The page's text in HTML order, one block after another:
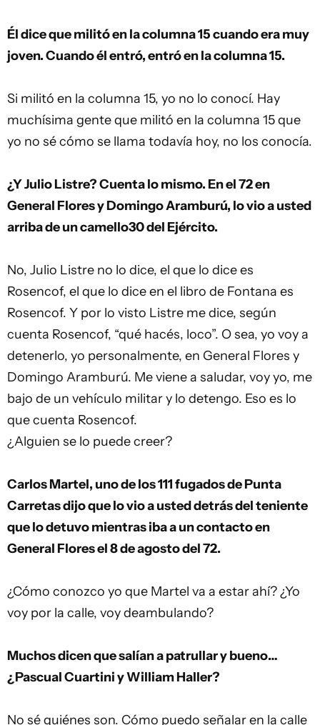
Él dice que militó en la columna 15 cuando era muy
joven. Cuando él entró, entró en la columna 15.
Si militó en la columna 15, yo no lo conocí. Hay
muchísima gente que militó en la columna 15 que
yo no sé cómo se llama todavía hoy, no los conocía.
¿Y Julio Listre? Cuenta lo mismo. En el 72 en
General Flores y Domingo Aramburú, lo vio a usted
arriba de un camello30 del Ejército.
No, Julio Listre no lo dice, el que lo dice es
Rosencof, el que lo dice en el libro de Fontana es
Rosencof. Y por lo visto Listre me dice, según
cuenta Rosencof, “qué hacés, loco”. O sea, yo voy a
detenerlo, yo personalmente, en General Flores y
Domingo Aramburú. Me viene a saludar, voy yo, me
bajo de un vehículo militar y lo detengo. Eso es lo
que cuenta Rosencof.
¿Alguien se lo puede creer?
Carlos Martel, uno de los 111 fugados de Punta
Carretas dijo que lo vio a usted detrás del teniente
que lo detuvo mientras iba a un contacto en
General Flores el 8 de agosto del 72.
¿Cómo conozco yo que Martel va a estar ahí? ¿Yo
voy por la calle, voy deambulando?
Muchos dicen que salían a patrullar y bueno…
¿Pascual Cuartini y William Haller?
No sé quiénes son. Cómo puedo señalar en la calle